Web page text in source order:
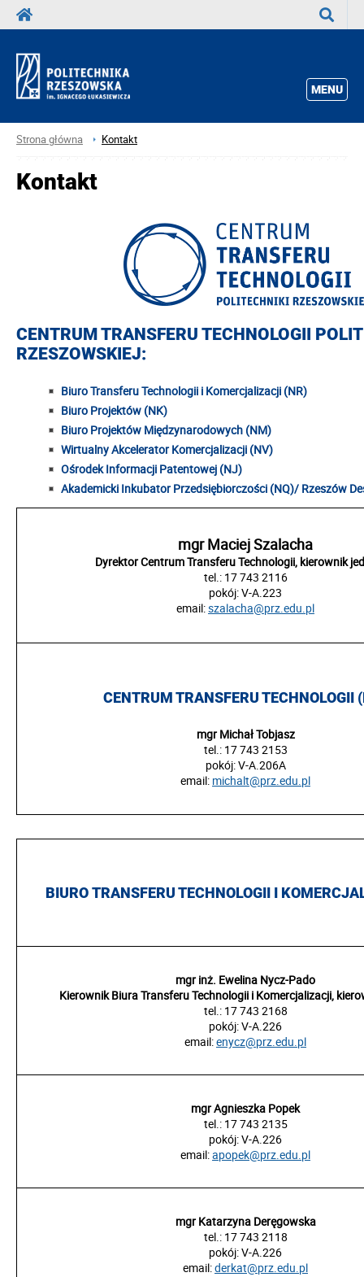
MENU
Strona główna Kontakt
Kontakt
CENTRUM TRANSFERU TECHNOLOGII
RZESZOWSKIEJ:
Biuro Transferu Technologii i Komercjalizacji (NR)
Biuro Projektów (NK)
Biuro Projektów Międzynarodowych (NM)
Wirtualny Akcelerator Komercjalizacji (NV)
Ośrodek Informacji Patentowej (NJ)
Akademicki Inkubator Przedsiębiorczości (NQ)/ Rzeszów
mgr Maciej Szalacha
Dyrektor Centrum Transferu Technologii, kierownik
tel.: 17 743 2116
pokój: V-A.223
email:szalacha@prz.edu.pl
CENTRUM TRANSFERU TECHNOLOGII
mgr Michał Tobjasz
tel.: 17 743 2153
pokój:V-A.206A
email: michalt@prz.edu.pl
BIURO TRANSFERU TECHNOLOGII I
mgr inż. Ewelina Nycz-Pado
Kierownik Biura Transferu Technologii i Komercjalizacji,
tel.: 17 743 2168
pokój:V-A.226
email:enycz@prz.edu.pl
mgr Agnieszka Popek
tel.: 17 743 2135
pokój:V-A.226
email:apopek@prz.edu.pl
mgr Katarzyna Deręgowska
tel.: 17 743 2118
pokój:V-A.226
email:derkat@prz.edu.pl